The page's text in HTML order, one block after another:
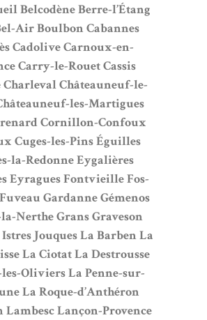
BelcodèneBerre-l’Étang
AirBoulbon Cabannes
CadoliveCarnoux-en-
Carry-le-RouetCassis
CharlevalChâteauneuf-le-
les-Martigues
Cornillon-Confoux
Cuges-les-PinsÉguilles
la-RedonneEygalières
EyraguesFontvieilleFos-
Fuveau GardanneGémenos
NertheGransGraveson
Istres JouquesLa Barben La
La CiotatLa Destrousse
les-OliviersLa Penne-sur-
La Roque-d’Anthéron
LambescLançon-Provence